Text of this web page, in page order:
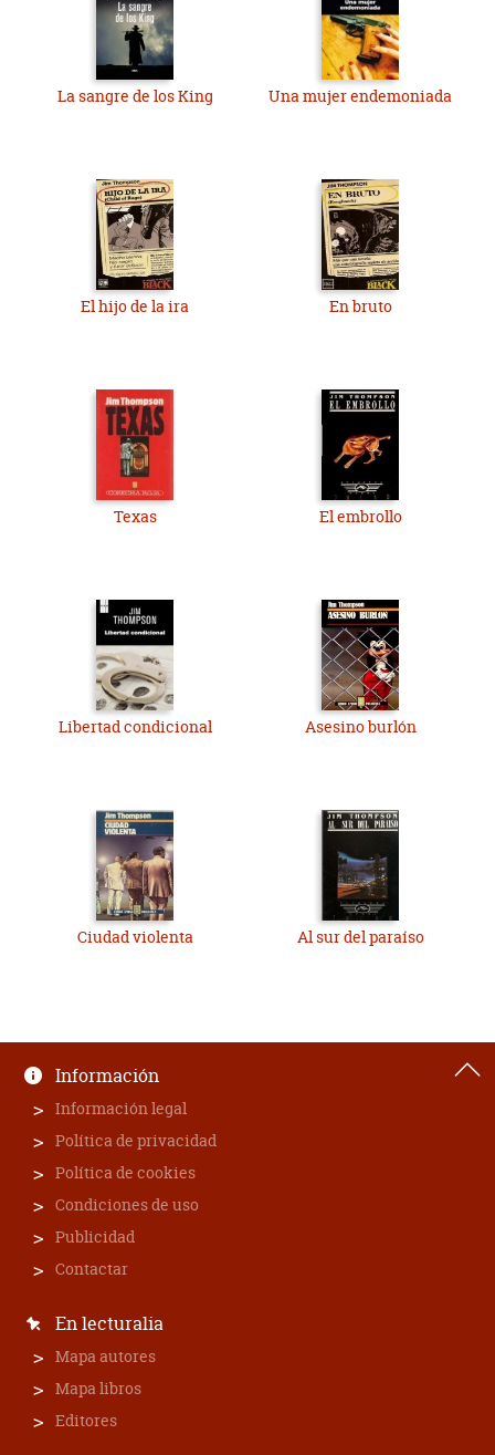
La sangre de los King Una mujer endemoniada
El hijo de la ira En bruto
Texas El embrollo
Libertad condicional Asesino burlón
Ciudad violenta Al sur del paraíso
Información
Información legal
Política de privacidad
Política de cookies
Condiciones de uso
Publicidad
Contactar
En lecturalia
Mapa autores
Mapa libros
Editores